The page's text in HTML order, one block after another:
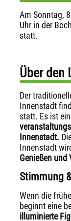
Am Sonntag,
Uhr in der
statt.
Über den
Der
Innenstadt
statt. Es ist ein
Innenstadt.
Innenstadt
Genießen und
Stimmung
Wenn die
beginnt eine
illuminierte